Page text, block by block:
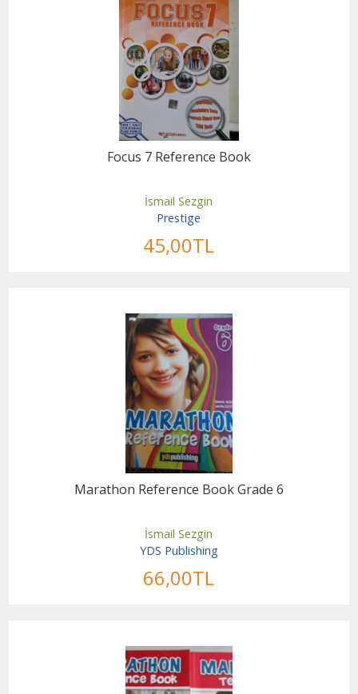
Focus 7 Reference Book
İsmail Sezgin
Prestige
45,00TL
Marathon Reference Book Grade 6
İsmail Sezgin
YDS Publishing
66,00TL